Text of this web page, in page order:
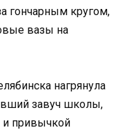
гончарным кругом,
вазы на
нагрянула
завуч школы,
привычкой